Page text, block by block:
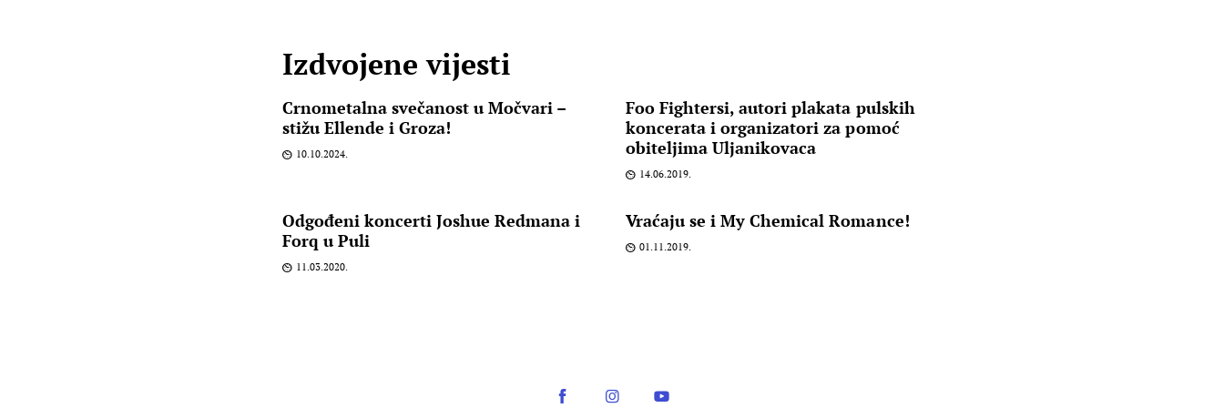
Izdvojene vijesti
Crnometalna svečanost u Močvari –
stižu Ellende i Groza!
10.10.2024.
Foo Fightersi, autori plakata pulskih
koncerata i organizatori za pomoć
obiteljima Uljanikovaca
14.06.2019.
Odgođeni koncerti Joshue Redmana i
Forq u Puli
11.03.2020.
Vraćaju se i My Chemical Romance!
01.11.2019.